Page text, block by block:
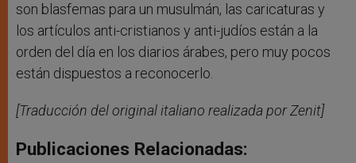
son blasfemas para un musulmán, las caricaturas y
los artículos anti-cristianos y anti-judíos están a la
orden del día en los diarios árabes, pero muy pocos
están dispuestos a reconocerlo.
[Traducción del original italiano realizada por Zenit]
Publicaciones Relacionadas: